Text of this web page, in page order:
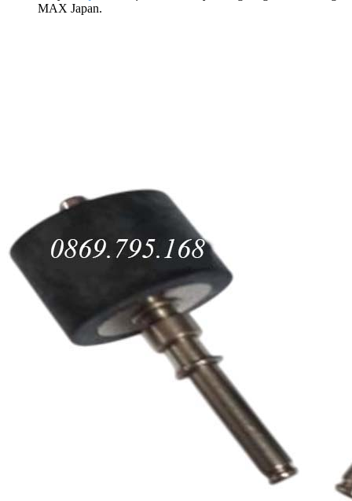
MAX Japan.